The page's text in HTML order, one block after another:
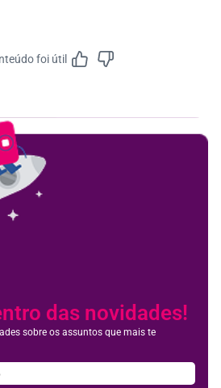
foi útil
das novidades!
sobre os assuntos que mais te